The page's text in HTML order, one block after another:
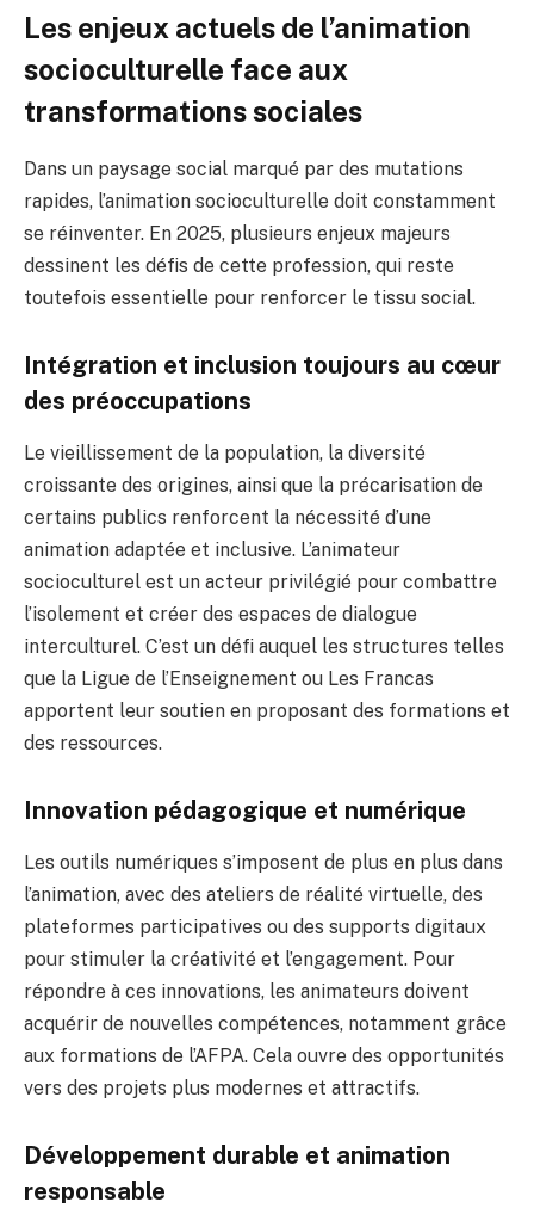
Les enjeux actuels de l’animation
socioculturelle face aux
transformations sociales
Dans un paysage social marqué par des mutations
rapides, l’animation socioculturelle doit constamment
se réinventer. En 2025, plusieurs enjeux majeurs
dessinent les défis de cette profession, qui reste
toutefois essentielle pour renforcer le tissu social.
Intégration et inclusion toujours au cœur
des préoccupations
Le vieillissement de la population, la diversité
croissante des origines, ainsi que la précarisation de
certains publics renforcent la nécessité d’une
animation adaptée et inclusive. L’animateur
socioculturel est un acteur privilégié pour combattre
l’isolement et créer des espaces de dialogue
interculturel. C’est un défi auquel les structures telles
que la Ligue de l’Enseignement ou Les Francas
apportent leur soutien en proposant des formations et
des ressources.
Innovation pédagogique et numérique
Les outils numériques s’imposent de plus en plus dans
l’animation, avec des ateliers de réalité virtuelle, des
plateformes participatives ou des supports digitaux
pour stimuler la créativité et l’engagement. Pour
répondre à ces innovations, les animateurs doivent
acquérir de nouvelles compétences, notamment grâce
aux formations de l’AFPA. Cela ouvre des opportunités
vers des projets plus modernes et attractifs.
Développement durable et animation
responsable